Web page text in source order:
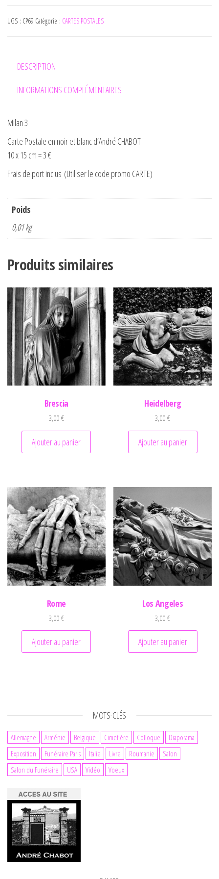
UGS : CP69 Catégorie : CARTES POSTALES
DESCRIPTION
INFORMATIONS COMPLÉMENTAIRES
Milan 3
Carte Postale en noir et blanc d’André CHABOT
10 x 15 cm = 3 €
Frais de port inclus (Utiliser le code promo CARTE)
Poids
0,01 kg
Produits similaires
Brescia
3,00€
Ajouter au panier
Heidelberg
3,00€
Ajouter au panier
Rome
3,00€
Ajouter au panier
Los Angeles
3,00€
Ajouter au panier
MOTS-CLÉS
Allemagne Arménie Belgique Cimetière Colloque
Diaporama
Exposition
Funéraire Paris Italie Livre Roumanie
Salon
Salon du Funéraire
USA Vidéo Voeux